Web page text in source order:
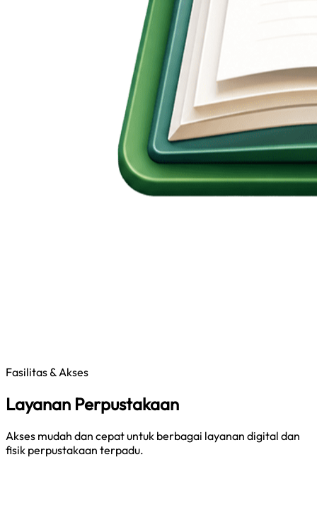
Fasilitas & Akses
Layanan Perpustakaan
Akses mudah dan cepat untuk berbagai layanan digital dan
fisik perpustakaan terpadu.